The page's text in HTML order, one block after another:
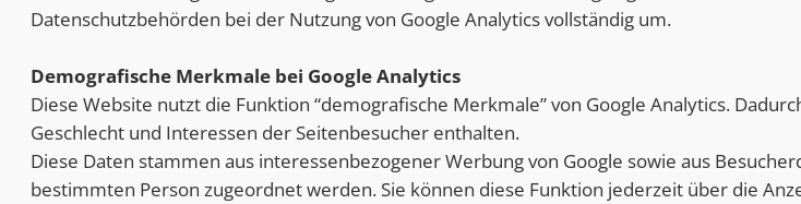
Datenschutzbehörden bei der Nutzung von Google Analytics vollständig um.
Demografische Merkmale bei Google Analytics
Diese Website nutzt die Funktion “demografische Merkmale” von Google Analytics.
Geschlecht und Interessen der Seitenbesucher enthalten.
Diese Daten stammen aus interessenbezogener Werbung von Google sowie aus
bestimmten Person zugeordnet werden. Sie können diese Funktion jederzeit über die